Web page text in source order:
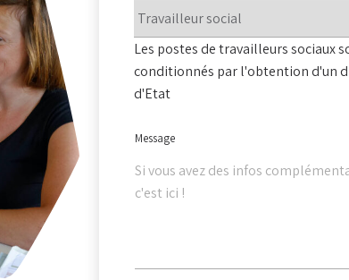
vous ?
Les postes de travailleurs sociaux
conditionnés par l'obtention d'un
d'Etat
Message